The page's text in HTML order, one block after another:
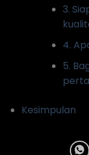
3.
4.
5.
Kesimpulan